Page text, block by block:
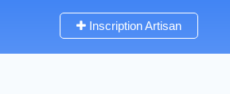
Inscription Artisan